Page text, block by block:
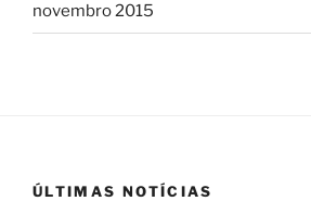
novembro 2015
ÚLTIMAS NOTÍCIAS